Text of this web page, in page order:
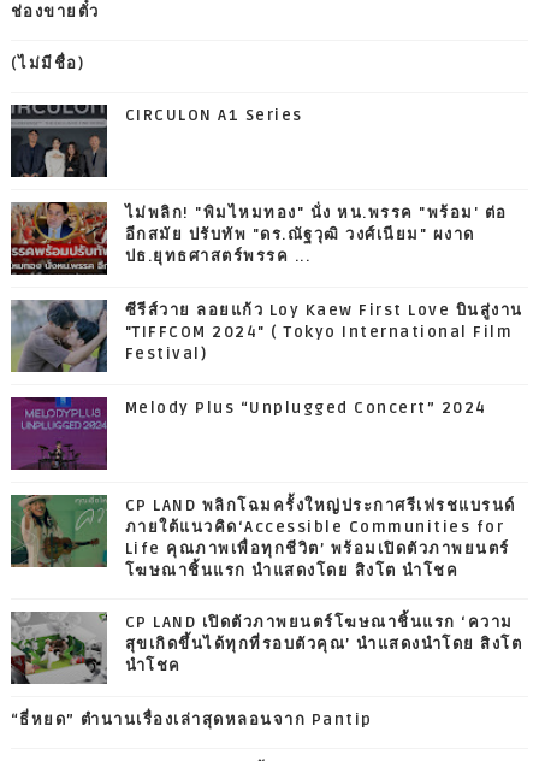
ช่องขายตั๋ว
(ไม่มีชื่อ)
CIRCULON A1 Series
ไม่พลิก! "พิมไหมทอง" นั่ง หน.พรรค "พร้อม' ต่อ
อีกสมัย ปรับทัพ "ดร.ณัฐวุฒิ วงศ์เนียม" ผงาด
ปธ.ยุทธศาสตร์พรรค ...
ซีรีส์วาย ลอยแก้ว Loy Kaew First Love บินสู่งาน
"TIFFCOM 2024" ( Tokyo International Film
Festival)
Melody Plus “Unplugged Concert” 2024
CP LAND พลิกโฉมครั้งใหญ่ประกาศรีเฟรชแบรนด์
ภายใต้แนวคิด‘Accessible Communities for
Life คุณภาพเพื่อทุกชีวิต’ พร้อมเปิดตัวภาพยนตร์
โฆษณาชิ้นแรก นำแสดงโดย สิงโต นำโชค
CP LAND เปิดตัวภาพยนตร์โฆษณาชิ้นแรก ‘ความ
สุขเกิดขึ้นได้ทุกที่รอบตัวคุณ’ นำแสดงนำโดย สิงโต
นำโชค
“ธี่หยด” ตำนานเรื่องเล่าสุดหลอนจาก Pantip